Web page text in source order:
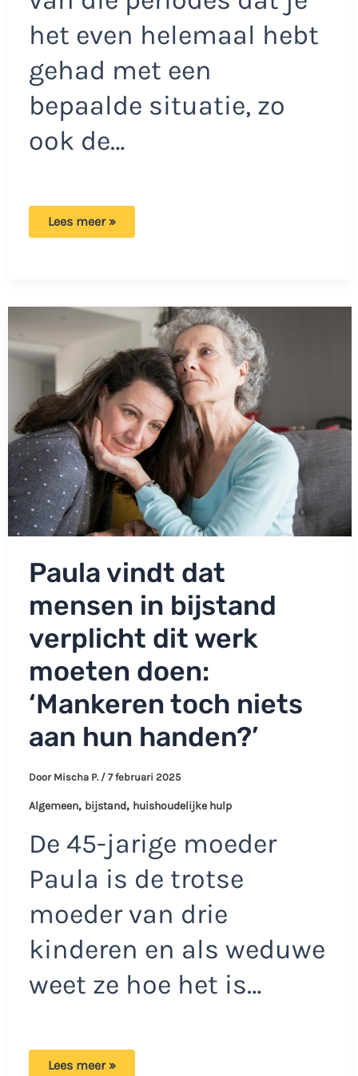
het even helemaal hebt
gehad met een
bepaalde situatie, zo
ook de…
Menno
bijstand:
dat
mogelijk?’
Lees meer »
Paula vindt dat
mensen in bijstand
verplicht dit werk
moeten doen:
‘Mankeren toch niets
aan hun handen?’
Door Mischa P. / 7 februari 2025
Algemeen, bijstand, huishoudelijke hulp
De 45-jarige moeder
Paula is de trotse
moeder van drie
kinderen en als weduwe
weet ze hoe het is…
Paula
Lees meer »